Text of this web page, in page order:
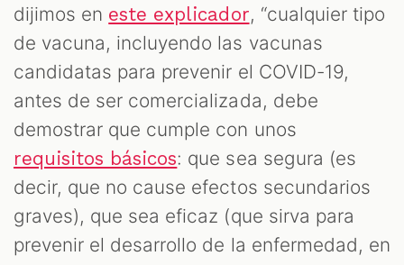
dijimos en este explicador, “cualquier tipo
de vacuna, incluyendo las vacunas
candidatas para prevenir el COVID-19,
antes de ser comercializada, debe
demostrar que cumple con unos
requisitos básicos: que sea segura (es
decir, que no cause efectos secundarios
graves), que sea eficaz (que sirva para
prevenir el desarrollo de la enfermedad, en